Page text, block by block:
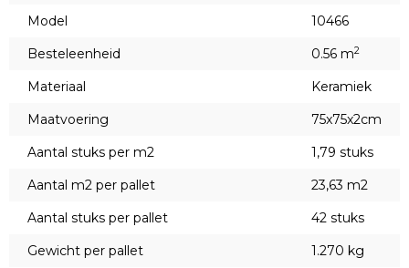
Model
10466
Besteleenheid
0.56 m2
Materiaal
Keramiek
Maatvoering
75x75x2cm
Aantal stuks per m2
1,79 stuks
Aantal m2 per pallet
23,63 m2
Aantal stuks per pallet
42 stuks
Gewicht per pallet
1.270 kg